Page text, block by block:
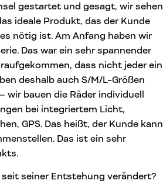
gestartet und gesagt, wir sehen
ideale Produkt, das der Kunde
nötig ist. Am Anfang haben wir
Das war ein sehr spannender
dass nicht jeder ein
deshalb auch S/M/L-Größen
bauen die Räder individuell
bei integriertem Licht,
GPS. Das heißt, der Kunde kann
Das ist ein sehr
seiner Entstehung verändert?